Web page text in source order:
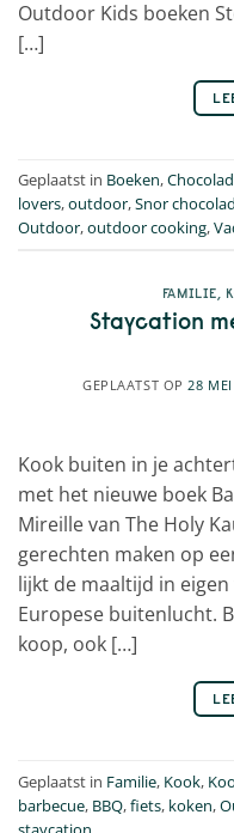
Outdoor Kids boeken
[…]
Geplaatst in Boeken,
lovers,outdoor,Snor
Outdoor,outdoor cooking,
FAMILIE
Staycation
GEPLAATST OP28
Kook buiten in je
met het nieuwe boek
Mireille van The Holy
gerechten maken op
lijkt de maaltijd in
Europese buitenlucht.
koop, ook […]
Geplaatst in Familie, Kook,
barbecue, BBQ,fiets, koken,